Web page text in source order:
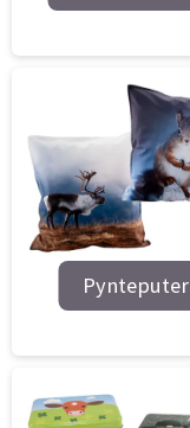
Pynteputer